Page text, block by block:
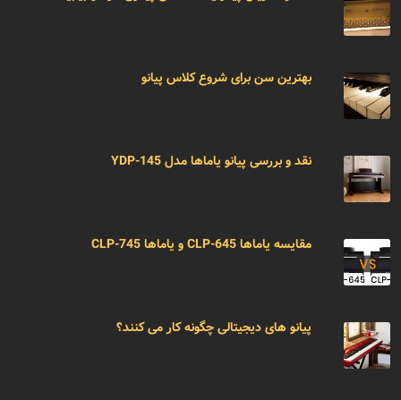
بهترین سن برای شروع کلاس پیانو
نقد و بررسی پیانو یاماها مدل YDP-145
مقایسه یاماها CLP-645 و یاماها CLP-745
پیانو های دیجیتالی چگونه کار می کنند؟